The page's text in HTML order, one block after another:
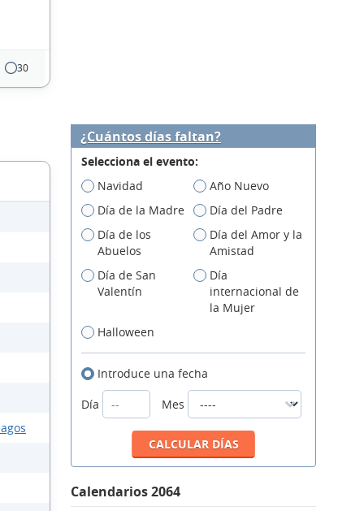
30
¿Cuántos días faltan?
Selecciona el evento:
Navidad
Año Nuevo
Día de la Madre
Día del Padre
Día de los
Abuelos
Día del Amor y la
Amistad
Día de San
Valentín
Día
internacional de
la Mujer
Halloween
Introduce una fecha
Día
Mes
Calendarios 2064